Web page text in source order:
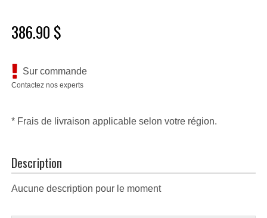
386.90 $
Sur commande
Contactez nos experts
* Frais de livraison applicable selon votre région.
Description
Aucune description pour le moment